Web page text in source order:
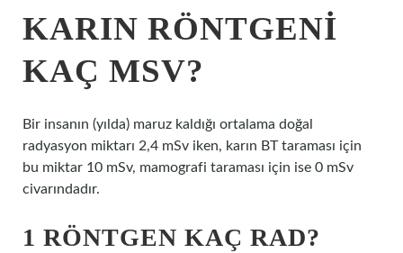
KARIN RÖNTGENI
KAÇ MSV?
Bir insanın (yılda) maruz kaldığı ortalama doğal
radyasyon miktarı 2,4 mSv iken, karın BT taraması için
bu miktar 10 mSv, mamografi taraması için ise 0 mSv
civarındadır.
1 RÖNTGEN KAÇ RAD?